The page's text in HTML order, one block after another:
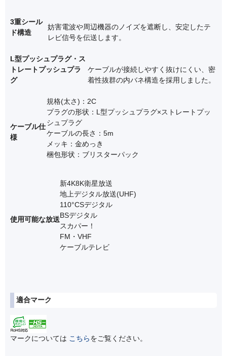
3重シール
ド構造
妨害電波や周辺機器のノイズを遮断し、安定したテ
レビ信号を伝送します。
L型プッシュプラグ・ス
トレートプッシュプラ
グ
ケーブルが接続しやすく抜けにくい、密
着性抜群の内バネ構造を採用しました。
ケーブル仕
様
規格(太さ)：2C
プラグの形状：L型プッシュプラグ×ストレートプッ
シュプラグ
ケーブルの長さ：5m
メッキ：金めっき
梱包形状：ブリスターパック
使用可能な放送
新4K8K衛星放送
地上デジタル放送(UHF)
110°CSデジタル
BSデジタル
スカパー！
FM・VHF
ケーブルテレビ
適合マーク
マークについては こちらをご覧ください。